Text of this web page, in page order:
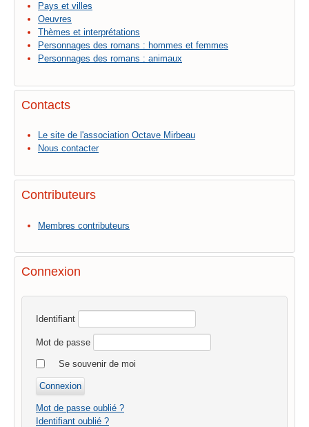
Pays et villes
Oeuvres
Thèmes et interprétations
Personnages des romans : hommes et femmes
Personnages des romans : animaux
Contacts
Le site de l'association Octave Mirbeau
Nous contacter
Contributeurs
Membres contributeurs
Connexion
Identifiant
Mot de passe
Se souvenir de moi
Mot de passe oublié ?
Identifiant oublié ?